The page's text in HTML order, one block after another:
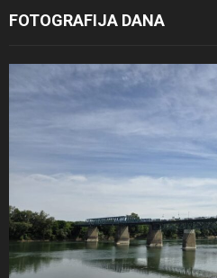
FOTOGRAFIJA DANA